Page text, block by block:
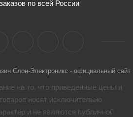
по всей России
Слон-Электроникс - официальный сайт
на то, что приведенные цены и
носят исключительно
и не являются публичной